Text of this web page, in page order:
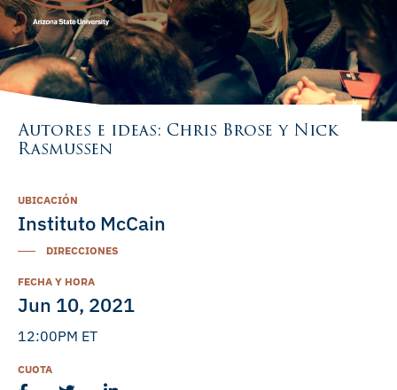
Autores e ideas: Chris Brose y Nick
Rasmussen
UBICACIÓN
Instituto McCain
DIRECCIONES
FECHA Y HORA
Jun 10, 2021
12:00PM ET
CUOTA